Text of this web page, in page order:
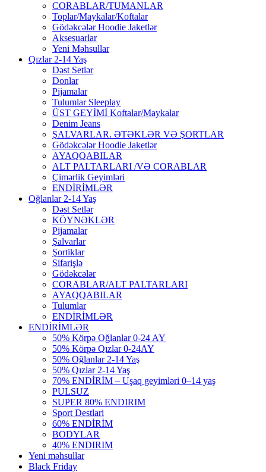
CORABLAR/TUMANLAR
Toplar/Maykalar/Koftalar
Gödəkcələr Hoodie Jaketlər
Aksesuarlar
Yeni Məhsullar
Qızlar 2-14 Yaş
Dəst Setlər
Donlar
Pijamalar
Tulumlar Sleeplay
ÜST GEYİMİ Koftalar/Maykalar
Denim Jeans
ŞALVARLAR. ƏTƏKLƏR VƏ ŞORTLAR
Gödəkcələr Hoodie Jaketlər
AYAQQABILAR
ALT PALTARLARI /VƏ CORABLAR
Çimərlik Geyimləri
ENDİRİMLƏR
Oğlanlar 2-14 Yaş
Dəst Setlər
KÖYNƏKLƏR
Pijamalar
Şalvarlar
Şortiklar
Sifarişlə
Gödəkcələr
CORABLAR/ALT PALTARLARI
AYAQQABILAR
Tulumlar
ENDİRİMLƏR
ENDİRİMLƏR
50% Körpə Oğlanlar 0-24 AY
50% Körpə Qızlar 0-24AY
50% Oğlanlar 2-14 Yaş
50% Qızlar 2-14 Yaş
70% ENDİRİM – Uşaq geyimləri 0–14 yaş
PULSUZ
SUPER 80% ENDIRIM
Sport Destlari
60% ENDİRİM
BODYLAR
40% ENDIRIM
Yeni məhsullar
Black Friday